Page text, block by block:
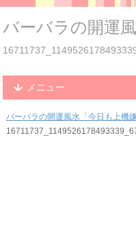
バーバラの開運
メニュー
バーバラの開運風水「今日も上機